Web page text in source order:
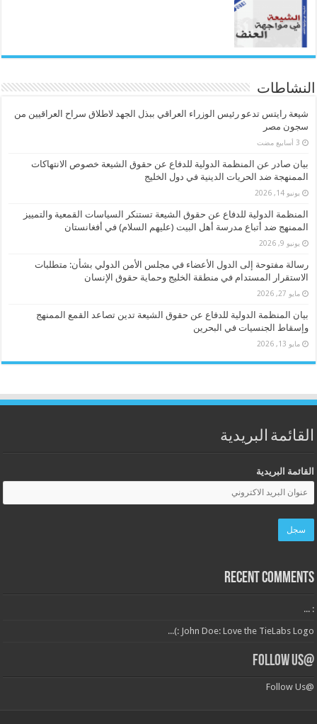
النشاطات
شيعة رايتس تدعو رئيس الوزراء العراقي ببذل الجهد لاطلاق سراح العراقيين من
سجون مصر
بيان صادر عن المنظمة الدولية للدفاع عن حقوق الشيعة خصوص الانتهاكات
الممنهجة ضد الحريات الدينية في دول الخليج
يونيو 14, 2026
المنظمة الدولية للدفاع عن حقوق الشيعة تستنكر السياسات القمعية والتمييز
الممنهج ضد أتباع مدرسة أهل البيت (عليهم السلام) في أفغانستان
يونيو 9, 2026
رسالة مفتوحة إلى الدول الأعضاء في مجلس الأمن الدولي بشأن: متطلبات
الاستقرار المستدام في منطقة الخليج وحماية حقوق الإنسان
مايو 27, 2026
بيان المنظمة الدولية للدفاع عن حقوق الشيعة تدين تصاعد القمع الممنهج
وإسقاط الجنسيات في البحرين
مايو 13, 2026
القائمة البريدية
القائمة البريدية
Recent Comments
: ...
John Doe: Love the TieLabs Logo :)...
@Follow Us
@Follow Us